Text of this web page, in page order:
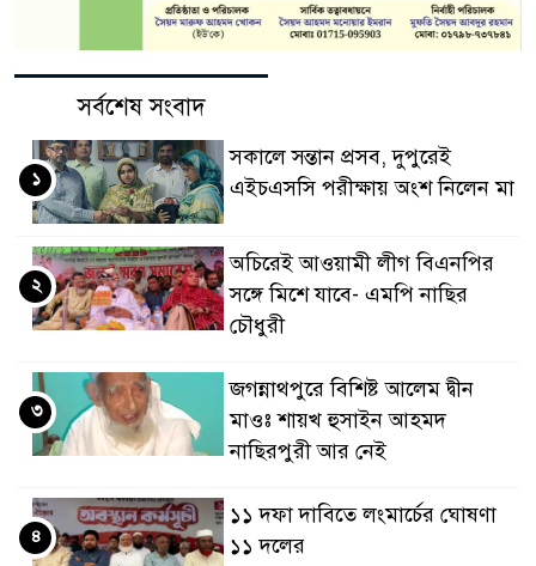
সর্বশেষ সংবাদ
সকালে সন্তান প্রসব, দুপুরেই
এইচএসসি পরীক্ষায় অংশ নিলেন মা
১
অচিরেই আওয়ামী লীগ বিএনপির
সঙ্গে মিশে যাবে- এমপি নাছির
চৌধুরী
২
জগন্নাথপুরে বিশিষ্ট আলেম দ্বীন
মাওঃ শায়খ হুসাইন আহমদ
নাছিরপুরী আর নেই
৩
১১ দফা দাবিতে লংমার্চের ঘোষণা
১১ দলের
৪